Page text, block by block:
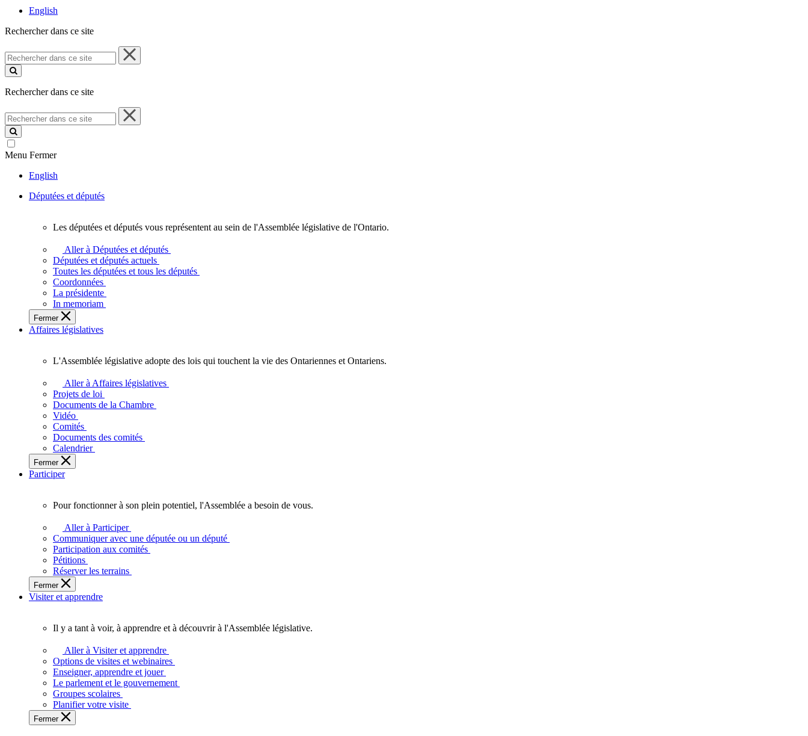
English
Rechercher dans ce site
Rechercher
dans
ce
Rechercher dans ce site
Rechercher
dans
ce
site
Menu Fermer
English
Députées et députés
députées
députés
vous
représentent
sein
de
l'Assemblée
l'Ontario.
Les députées et députés vous représentent au sein de l'Assemblée législative de l'Ontario.
Aller à Députées et députés
Députées et députés actuels
Toutes les députées et tous les députés
Coordonnées
La présidente
In memoriam
Fermer
Affaires législatives
législative
adopte
touchent
vie
des
Ontariennes
Ontariens.
L'Assemblée législative adopte des lois qui touchent la vie des Ontariennes et Ontariens.
Aller à Affaires législatives
Projets de loi
Documents de la Chambre
Vidéo
Comités
Documents des comités
Calendrier
Fermer
Participer
fonctionner
plein
potentiel,
l'Assemblée
a
besoin
Pour fonctionner à son plein potentiel, l'Assemblée a besoin de vous.
Aller à Participer
Communiquer avec une députée ou un député
Participation aux comités
Pétitions
Réserver les terrains
Fermer
Visiter et apprendre
voir,
apprendre
et
Il y a tant à voir, à apprendre et à découvrir à l'Assemblée législative.
Aller à Visiter et apprendre
Options de visites et webinaires
Enseigner, apprendre et jouer
Le parlement et le gouvernement
Groupes scolaires
Planifier votre visite
Fermer